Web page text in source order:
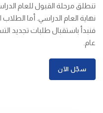
تنطلق مرحلة القبول للعام
نهاية العام الدراسي. أما
فنبدأ باستقبال طلبات تجديد
عام.
سجّل الآن